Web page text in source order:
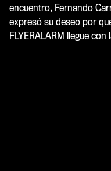
encuentro, Fernando
expresó su deseo por
FLYERALARM llegue